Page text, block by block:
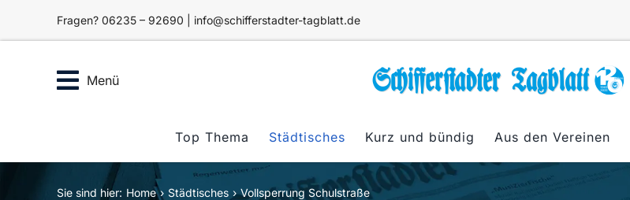
Fragen? 06235 – 92690 | info@schifferstadter-tagblatt.de
Menü
Top Thema Städtisches Kurz und bündig Aus den Vereinen
Sie sind hier: Home Städtisches Vollsperrung Schulstraße